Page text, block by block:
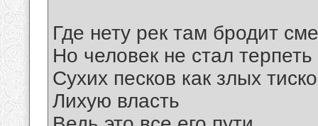
Где нету рек там бродит
Но человек не стал терпеть
Сухих песков как злых
Лихую власть